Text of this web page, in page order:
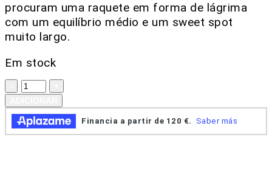
procuram uma raquete em forma de lágrima
com um equilíbrio médio e um sweet spot
muito largo.
Em stock